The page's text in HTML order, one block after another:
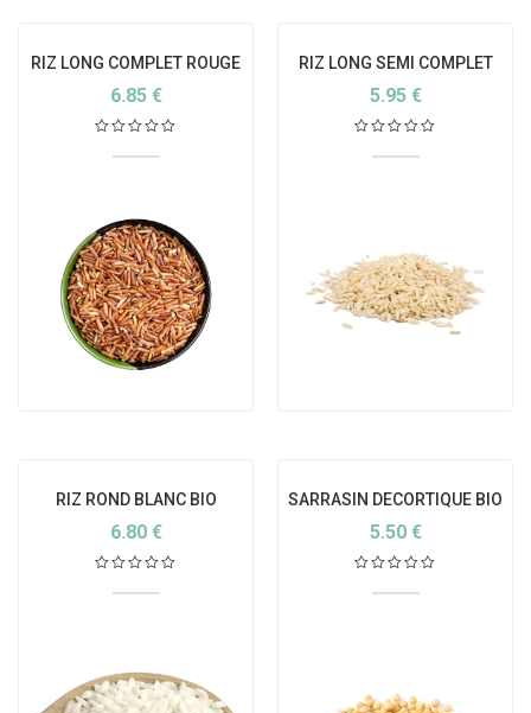
RIZ LONG COMPLET ROUGE
6.85 €
RIZ LONG SEMI COMPLET
BIO
5.95 €
RIZ ROND BLANC BIO
6.80 €
SARRASIN DECORTIQUE BIO
5.50 €